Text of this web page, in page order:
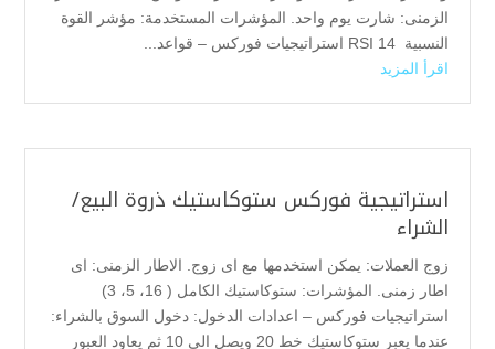
الزمنى: شارت يوم واحد. المؤشرات المستخدمة: مؤشر القوة
النسبية RSI 14 استراتيجيات فوركس – قواعد...
اقرأ المزيد
استراتيجية فوركس ستوكاستيك ذروة البيع/
الشراء
زوج العملات: يمكن استخدمها مع اى زوج. الاطار الزمنى: اى
اطار زمنى. المؤشرات: ستوكاستيك الكامل ( 16، 5، 3)
استراتيجيات فوركس – اعدادات الدخول: دخول السوق بالشراء:
عندما يعبر ستوكاستيك خط 20 ويصل الى 10 ثم يعاود العبور